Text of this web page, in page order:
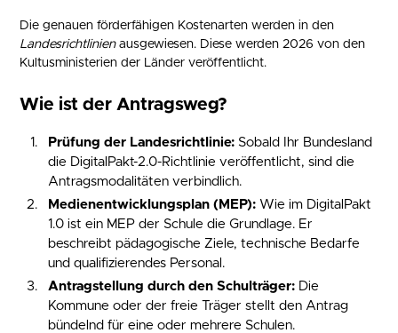
Die genauen förderfähigen Kostenarten werden in den
Landesrichtlinienausgewiesen. Diese werden 2026 von den
Kultusministerien der Länder veröffentlicht.
Wie ist der Antragsweg?
Prüfung der Landesrichtlinie: Sobald Ihr Bundesland
die DigitalPakt-2.0-Richtlinie veröffentlicht, sind die
Antragsmodalitäten verbindlich.
Medienentwicklungsplan (MEP): Wie im DigitalPakt
1.0 ist ein MEP der Schule die Grundlage. Er
beschreibt pädagogische Ziele, technische Bedarfe
und qualifizierendes Personal.
Antragstellung durch den Schulträger: Die
Kommune oder der freie Träger stellt den Antrag
bündelnd für eine oder mehrere Schulen.